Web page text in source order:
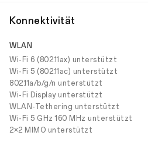
Konnektivität
WLAN
Wi-Fi 6 (802.11ax) unterstützt
Wi-Fi 5 (802.11ac) unterstützt
802.11a/b/g/n unterstützt
Wi-Fi Display unterstützt
WLAN-Tethering unterstützt
Wi-Fi 5 GHz 160 MHz unterstützt
2×2 MIMO unterstützt